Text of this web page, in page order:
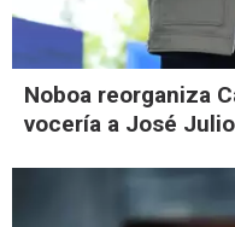
Noboa reorganiza
vocería a José